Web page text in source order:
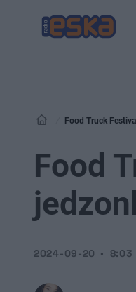
Food Truck
Food
2024-09-20 8:03